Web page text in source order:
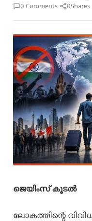
0 Comments· 0Shares
ജെയിംസ് കൂടൽ
ലോകത്തിന്റെ